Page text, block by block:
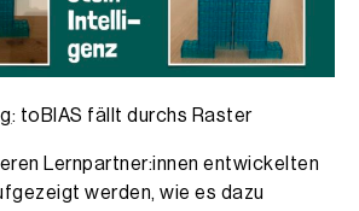
: toBIAS fällt durchs Raster
Lernpartner:innen entwickelten
werden, wie es dazu